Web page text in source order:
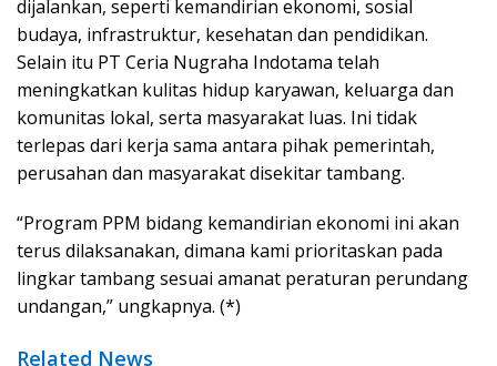
dijalankan, seperti kemandirian ekonomi, sosial
budaya, infrastruktur, kesehatan dan pendidikan.
Selain itu PT Ceria Nugraha Indotama telah
meningkatkan kulitas hidup karyawan, keluarga dan
komunitas lokal, serta masyarakat luas. Ini tidak
terlepas dari kerja sama antara pihak pemerintah,
perusahan dan masyarakat disekitar tambang.
“Program PPM bidang kemandirian ekonomi ini akan
terus dilaksanakan, dimana kami prioritaskan pada
lingkar tambang sesuai amanat peraturan perundang
undangan,” ungkapnya. (*)
Related News